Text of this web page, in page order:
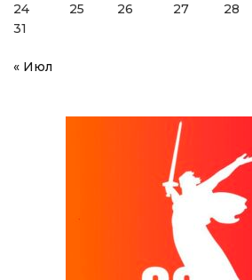
24
25 26 27 28
31
« Июл